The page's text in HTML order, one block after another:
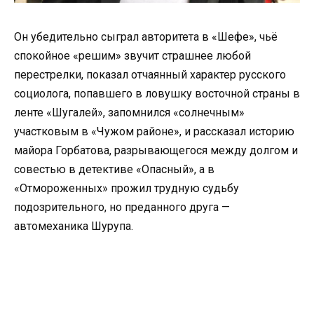
Он убедительно сыграл авторитета в «Шефе», чьё
спокойное «решим» звучит страшнее любой
перестрелки, показал отчаянный характер русского
социолога, попавшего в ловушку восточной страны в
ленте «Шугалей», запомнился «солнечным»
участковым в «Чужом районе», и рассказал историю
майора Горбатова, разрывающегося между долгом и
совестью в детективе «Опасный», а в
«Отмороженных» прожил трудную судьбу
подозрительного, но преданного друга —
автомеханика Шурупа.